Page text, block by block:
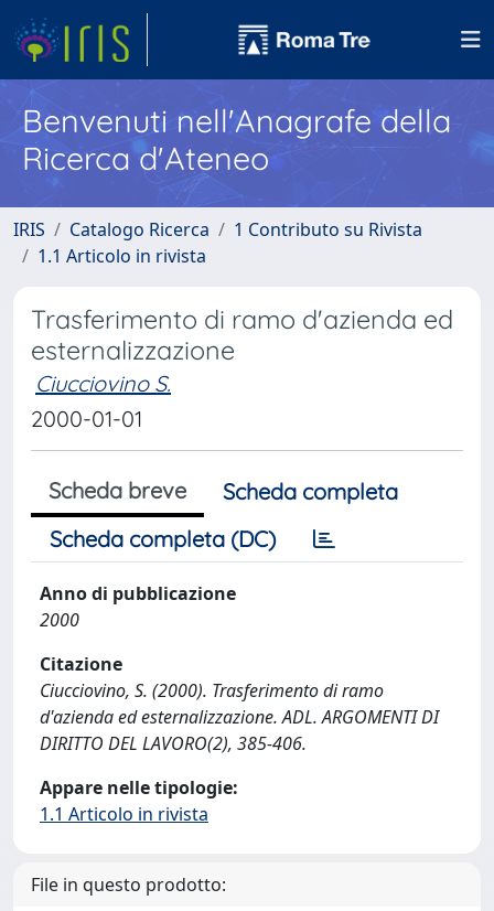
Benvenuti nell'Anagrafe della
Ricerca d'Ateneo
IRIS Catalogo Ricerca
1 Contributo su Rivista
1.1 Articolo in rivista
Trasferimento di ramo d'azienda ed
esternalizzazione
Ciucciovino S.
2000-01-01
Scheda breve
Scheda completa
Scheda completa (DC)
Anno di pubblicazione
2000
Citazione
Ciucciovino, S. (2000). Trasferimento di ramo
d'azienda ed esternalizzazione. ADL. ARGOMENTI DI
DIRITTO DEL LAVORO(2), 385-406.
Appare nelle tipologie:
1.1 Articolo in rivista
File in questo prodotto: